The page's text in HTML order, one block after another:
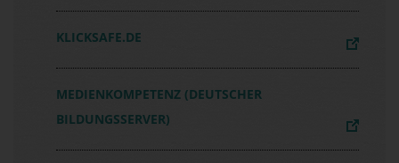
KLICKSAFE.DE
MEDIENKOMPETENZ (DEUTSCHER
BILDUNGSSERVER)